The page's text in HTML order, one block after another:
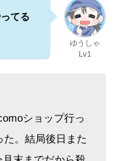
てる
ゆうしゃ
Lv1
ショップ行っ
た。結局後日また